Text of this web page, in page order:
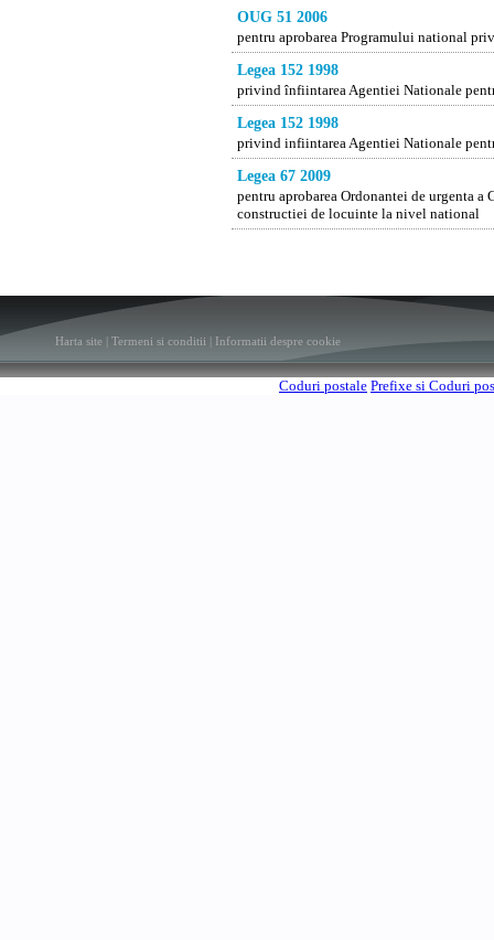
OUG 51 2006
pentru aprobarea Programului national
Legea 152 1998
privind înfiintarea Agentiei Nationale
Legea 152 1998
privind infiintarea Agentiei Nationale
Legea 67 2009
pentru aprobarea Ordonantei de urgenta
constructiei de locuinte la nivel national
Harta site Termeni si conditii Informatii despre cookie
Coduri postale Prefixe si Coduri